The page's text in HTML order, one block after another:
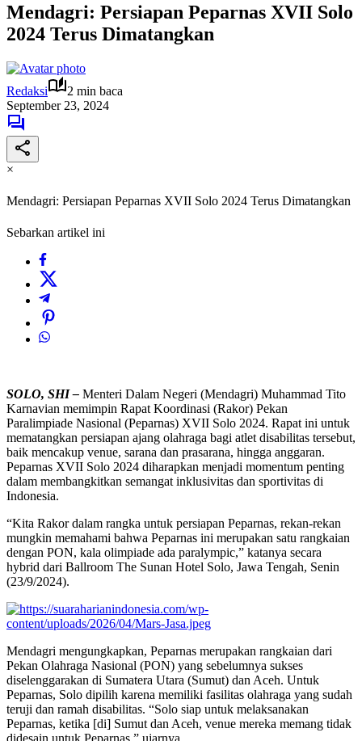
Mendagri: Persiapan Peparnas XVII Solo
2024 Terus Dimatangkan
Redaksi
2 min baca
September 23, 2024
×
Mendagri: Persiapan Peparnas XVII Solo 2024 Terus Dimatangkan
Sebarkan artikel ini
SOLO, SHI – Menteri Dalam Negeri (Mendagri) Muhammad Tito
Karnavian memimpin Rapat Koordinasi (Rakor) Pekan
Paralimpiade Nasional (Peparnas) XVII Solo 2024. Rapat ini untuk
mematangkan persiapan ajang olahraga bagi atlet disabilitas tersebut,
baik mencakup venue, sarana dan prasarana, hingga anggaran.
Peparnas XVII Solo 2024 diharapkan menjadi momentum penting
dalam membangkitkan semangat inklusivitas dan sportivitas di
Indonesia.
“Kita Rakor dalam rangka untuk persiapan Peparnas, rekan-rekan
mungkin memahami bahwa Peparnas ini merupakan satu rangkaian
dengan PON, kala olimpiade ada paralympic,” katanya secara
hybrid dari Ballroom The Sunan Hotel Solo, Jawa Tengah, Senin
(23/9/2024).
Mendagri mengungkapkan, Peparnas merupakan rangkaian dari
Pekan Olahraga Nasional (PON) yang sebelumnya sukses
diselenggarakan di Sumatera Utara (Sumut) dan Aceh. Untuk
Peparnas, Solo dipilih karena memiliki fasilitas olahraga yang sudah
teruji dan ramah disabilitas. “Solo siap untuk melaksanakan
Peparnas, ketika [di] Sumut dan Aceh, venue mereka memang tidak